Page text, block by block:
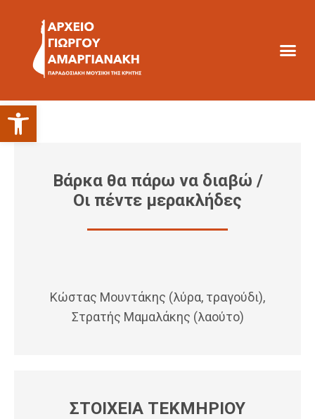
Ανοίξτε τη γραμμή εργαλείων
Βάρκα θα πάρω να διαβώ /
Οι πέντε μερακλήδες
Κώστας Μουντάκης (λύρα, τραγούδι),
Στρατής Μαμαλάκης (λαούτο)
ΣΤΟΙΧΕΙΑ ΤΕΚΜΗΡΙΟΥ